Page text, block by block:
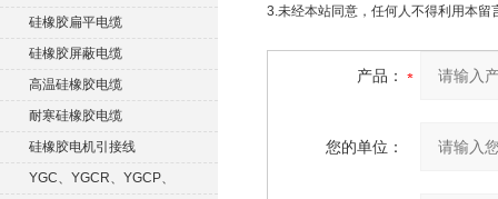
硅橡胶扁平电缆
硅橡胶屏蔽电缆
高温硅橡胶电缆
耐寒硅橡胶电缆
硅橡胶电机引接线
YGC、YGCR、YGCP、
3.未经本站同意，任何人不得利用本
产品：
您的单位：